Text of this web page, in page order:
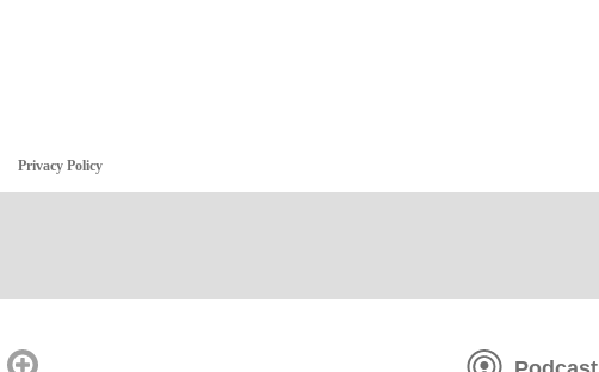
Privacy Policy